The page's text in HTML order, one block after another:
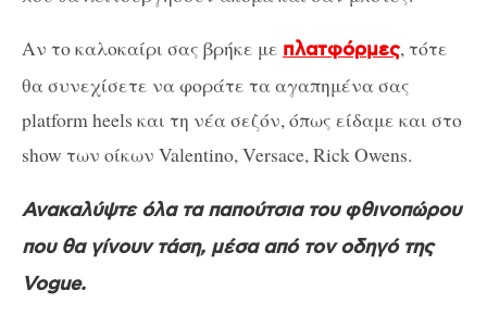
Αν το καλοκαίρι σας βρήκε με πλατφόρμες, τότε
θα συνεχίσετε να φοράτε τα αγαπημένα σας
platform heels και τη νέα σεζόν, όπως είδαμε και στο
show των οίκων Valentino, Versace, Rick Owens.
Ανακαλύψτε όλα τα παπούτσια του φθινοπώρου
που θα γίνουν τάση, μέσα από τον οδηγό της
Vogue.